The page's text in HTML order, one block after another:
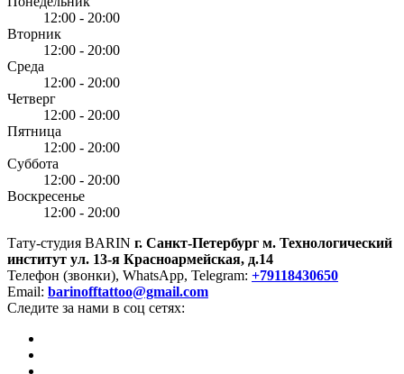
12:00 - 20:00
Вторник
12:00 - 20:00
Среда
12:00 - 20:00
Четверг
12:00 - 20:00
Пятница
12:00 - 20:00
Суббота
12:00 - 20:00
Воскресенье
12:00 - 20:00
Тату-студия BARIN г. Санкт-Петербург м. Технологический
институт ул. 13-я Красноармейская, д.14
Телефон (звонки), WhatsApp, Telegram: +79118430650
Email: barinofftattoo@gmail.com
Следите за нами в соц сетях: